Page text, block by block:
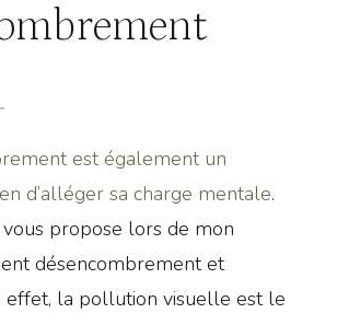
est également un
d’alléger sa charge mentale.
vous propose lors de mon
désencombrement et
effet, la pollution visuelle est le